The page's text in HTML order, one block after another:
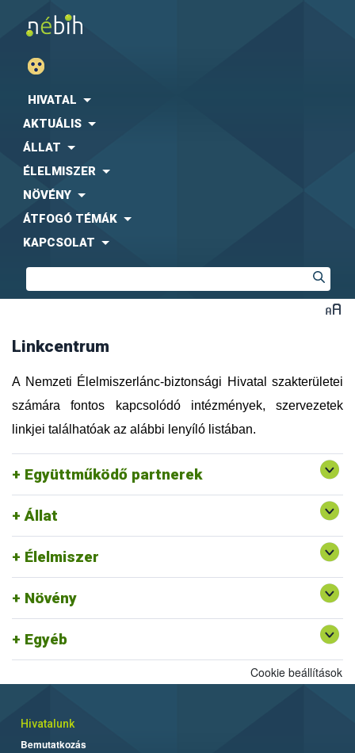
HIVATAL
AKTUÁLIS
ÁLLAT
ÉLELMISZER
NÖVÉNY
ÁTFOGÓ TÉMÁK
KAPCSOLAT
Linkcentrum
A Nemzeti Élelmiszerlánc-biztonsági Hivatal szakterületei
számára fontos kapcsolódó intézmények, szervezetek
linkjei találhatóak az alábbi lenyíló listában.
Együttműködő partnerek
Agrárgazdasági Kutató Intézet (AKI)
(FEOSZ)
Közbeszerzési Hatóság (KH)
Központi Statisztikai Hivatal (KSH)
Magyar Díszkertészek Szövetsége
Magyar Ebtartók Országos Egyesülete (MEBO)
Magyar Máltai Szeretetszolgálat
Magyar Utazási Irodák Szövetsége (MUISZ)
Nemzeti Közszolgálati Egyetem (NKE)
Intézet (OGYÉI)
Szellemi Tulajdon Nemzeti Hivatala (SZTNH)
Táplálkozás, Életmód és Testmozgás Platform
Egyesület (TÉT Platform)
Vám, Jövedéki és Adóügyi Szolgáltatók Szövetsége
(VJASZSZ)
Állat
Élelmiszer
Növény
Egyéb
Rendszerszervezési és Felügyeleti
Igazgatóság ajánlott linkjei
Egységes Nyilvántartási és Azonosítási Rendszer
Felszín Alatti Vizekért Alapítvány
Kölcsönös Megfeleltetés honlap
Cookie beállítások
Hivatalunk
Bemutatkozás